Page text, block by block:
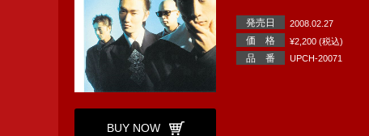
BUY NOW
発売日 2008.02.27
価 格 ¥2,200 (税込)
品 番 UPCH-20071